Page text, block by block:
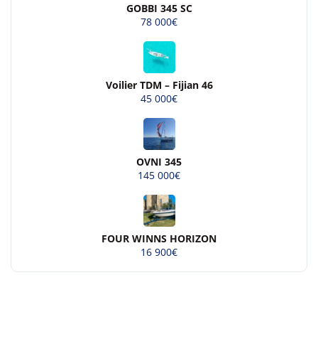
GOBBI 345 SC
78 000€
Voilier TDM – Fijian 46
45 000€
OVNI 345
145 000€
FOUR WINNS HORIZON
16 900€